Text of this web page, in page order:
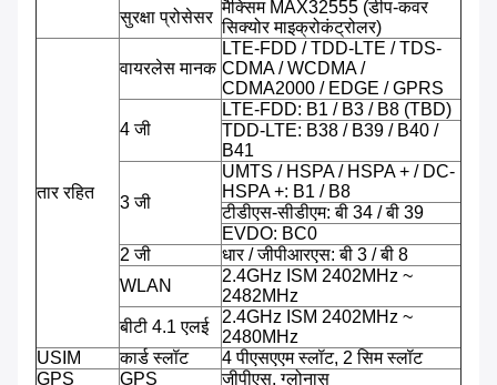
सुरक्षा प्रोसेसर
मैक्सिम MAX32555 (डीप-कवर
सिक्योर माइक्रोकंट्रोलर)
तार रहित
वायरलेस मानक
LTE-FDD / TDD-LTE / TDS-
CDMA / WCDMA /
CDMA2000 / EDGE / GPRS
4 जी
LTE-FDD: B1 / B3 / B8 (TBD)
TDD-LTE: B38 / B39 / B40 /
B41
3 जी
UMTS / HSPA / HSPA + / DC-
HSPA +: B1 / B8
टीडीएस-सीडीएम: बी 34 / बी 39
EVDO: BC0
2 जी
धार / जीपीआरएस: बी 3 / बी 8
WLAN
2.4GHz ISM 2402MHz ~
2482MHz
बीटी 4.1 एलई
2.4GHz ISM 2402MHz ~
2480MHz
USIM
कार्ड स्लॉट
4 पीएसएएम स्लॉट, 2 सिम स्लॉट
GPS
GPS जीपीएस, ग्लोनास